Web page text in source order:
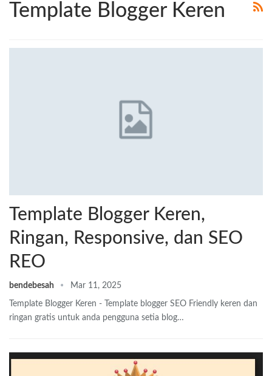
Template Blogger Keren
Template Blogger Keren,
Ringan, Responsive, dan SEO
REO
bendebesah Mar 11, 2025
Template Blogger Keren - Template blogger SEO Friendly keren dan
ringan gratis untuk anda pengguna setia blog…